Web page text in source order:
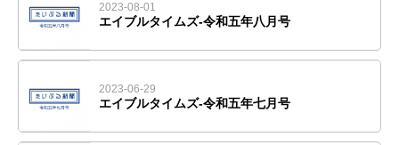
2023-08-01
エイブルタイムズ-令和五年八月号
2023-06-29
エイブルタイムズ-令和五年七月号